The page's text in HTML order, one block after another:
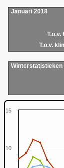
Januari 2018
T.o.v.
T.o.v.
Winterstatistieken
10
15